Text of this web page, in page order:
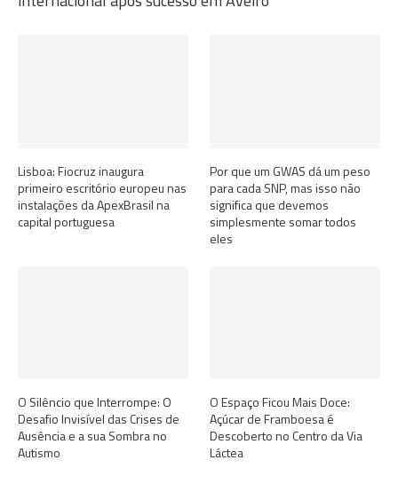
Lisboa: Fiocruz inaugura
primeiro escritório europeu nas
instalações da ApexBrasil na
capital portuguesa
Por que um GWAS dá um peso
para cada SNP, mas isso não
significa que devemos
simplesmente somar todos
eles
O Silêncio que Interrompe: O
Desafio Invisível das Crises de
Ausência e a sua Sombra no
Autismo
O Espaço Ficou Mais Doce:
Açúcar de Framboesa é
Descoberto no Centro da Via
Láctea